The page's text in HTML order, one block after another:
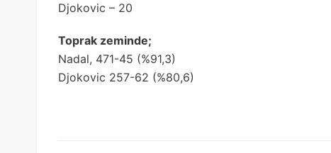
Djokovic – 20
Toprak zeminde;
Nadal, 471-45 (%91,3)
Djokovic 257-62 (%80,6)